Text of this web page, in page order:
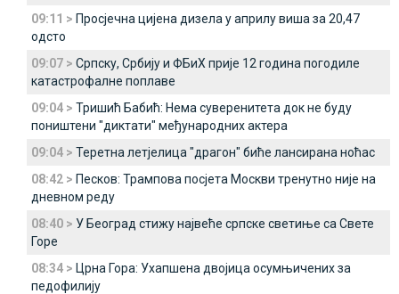
09:11 > Просјечна цијена дизела у априлу виша за 20,47
одсто
09:07 > Српску, Србију и ФБиХ прије 12 година погодиле
катастрофалне поплаве
09:04 > Тришић Бабић: Нема суверенитета док не буду
поништени "диктати" међународних актера
09:04 > Теретна летјелица "драгон" биће лансирана ноћас
08:42 > Песков: Трампова посјета Москви тренутно није на
дневном реду
08:40 > У Београд стижу највеће српске светиње са Свете
Горе
08:34 > Црна Гора: Ухапшена двојица осумњичених за
педофилију